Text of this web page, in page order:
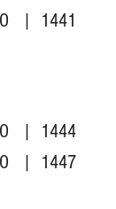
| 1441
| 1444
| 1447